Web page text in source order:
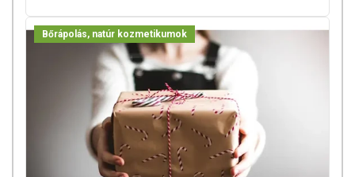
Bőrápolás, natúr kozmetikumok